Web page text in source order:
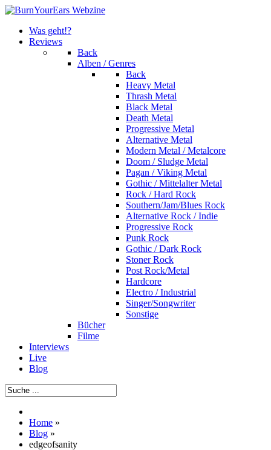
Was geht!?
Reviews
Back
Alben / Genres
Back
Heavy Metal
Thrash Metal
Black Metal
Death Metal
Progressive Metal
Alternative Metal
Modern Metal / Metalcore
Doom / Sludge Metal
Pagan / Viking Metal
Gothic / Mittelalter Metal
Rock / Hard Rock
Southern/Jam/Blues Rock
Alternative Rock / Indie
Progressive Rock
Punk Rock
Gothic / Dark Rock
Stoner Rock
Post Rock/Metal
Hardcore
Electro / Industrial
Singer/Songwriter
Sonstige
Bücher
Filme
Interviews
Live
Blog
Home »
Blog »
edgeofsanity